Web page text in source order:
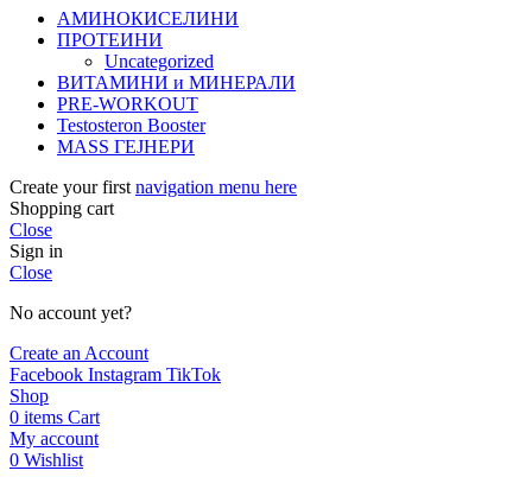
АМИНОКИСЕЛИНИ
ПРОТЕИНИ
Uncategorized
ВИТАМИНИ и МИНЕРАЛИ
PRE-WORKOUT
Testosteron Booster
MASS ГЕЈНЕРИ
Create your firstnavigation menu here
Shopping cart
Close
Sign in
Close
No account yet?
Create an Account
Facebook Instagram TikTok
Shop
0 items Cart
My account
0 Wishlist